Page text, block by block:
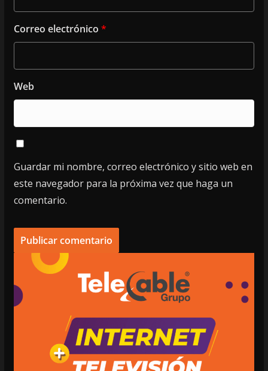
Correo electrónico *
Web
Guardar mi nombre, correo electrónico y sitio web en
este navegador para la próxima vez que haga un
comentario.